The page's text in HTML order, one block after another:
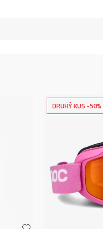
DRUHÝ KUS -50%